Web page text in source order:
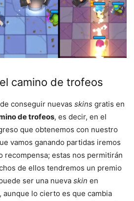
camino de trofeos
conseguir nuevas skins gratis en
de trofeos, es decir, en el
que obtenemos con nuestro
vamos ganando partidas iremos
recompensa; estas nos permitirán
de ellos tendremos un premio
ser una nueva skin en
aunque lo cierto es que cambia